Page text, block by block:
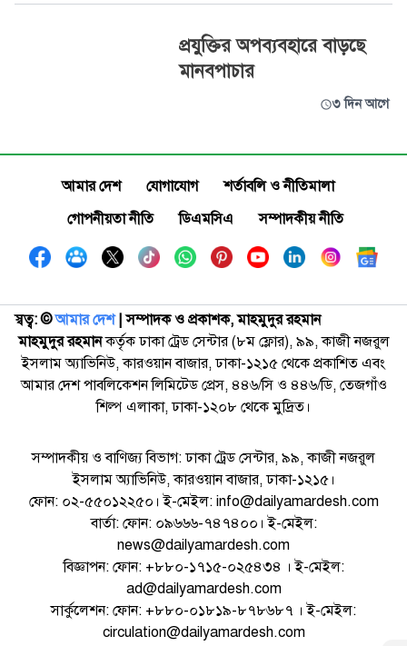
প্রযুক্তির অপব্যবহারে বাড়ছে
মানবপাচার
৩ দিন আগে
আমার দেশ যোগাযোগ
শর্তাবলি ও নীতিমালা
গোপনীয়তা নীতি
ডিএমসিএ সম্পাদকীয় নীতি
স্বত্ব: ©️আমার দেশ| সম্পাদক ও প্রকাশক, মাহমুদুর রহমান
মাহমুদুর রহমানকর্তৃক ঢাকা ট্রেড সেন্টার (৮ম ফ্লোর), ৯৯, কাজী নজরুল
ইসলাম অ্যাভিনিউ, কারওয়ান বাজার, ঢাকা-১২১৫ থেকে প্রকাশিত এবং
আমার দেশ পাবলিকেশন লিমিটেড প্রেস, ৪৪৬/সি ও ৪৪৬/ডি, তেজগাঁও
শিল্প এলাকা, ঢাকা-১২০৮ থেকে মুদ্রিত।
সম্পাদকীয় ও বাণিজ্য বিভাগ: ঢাকা ট্রেড সেন্টার, ৯৯, কাজী নজরুল
ইসলাম অ্যাভিনিউ, কারওয়ান বাজার, ঢাকা-১২১৫।
ফোন: ০২-৫৫০১২২৫০। ই-মেইল: info@dailyamardesh.com
বার্তা: ফোন: ০৯৬৬৬-৭৪৭৪০০। ই-মেইল:
news@dailyamardesh.com
বিজ্ঞাপন: ফোন: +৮৮০-১৭১৫-০২৫৪৩৪ । ই-মেইল:
ad@dailyamardesh.com
সার্কুলেশন: ফোন: +৮৮০-০১৮১৯-৮৭৮৬৮৭ । ই-মেইল:
circulation@dailyamardesh.com